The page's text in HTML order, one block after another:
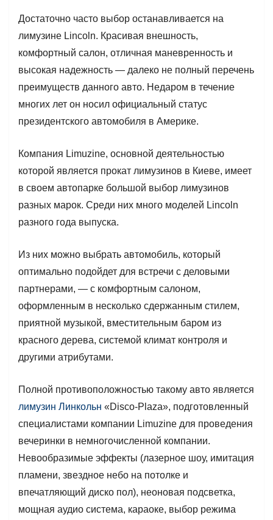
Достаточно часто выбор останавливается на
лимузине Lincoln. Красивая внешность,
комфортный салон, отличная маневренность и
высокая надежность — далеко не полный перечень
преимуществ данного авто. Недаром в течение
многих лет он носил официальный статус
президентского автомобиля в Америке.
Компания Limuzine, основной деятельностью
которой является прокат лимузинов в Киеве, имеет
в своем автопарке большой выбор лимузинов
разных марок. Среди них много моделей Lincoln
разного года выпуска.
Из них можно выбрать автомобиль, который
оптимально подойдет для встречи с деловыми
партнерами, — с комфортным салоном,
оформленным в несколько сдержанным стилем,
приятной музыкой, вместительным баром из
красного дерева, системой климат контроля и
другими атрибутами.
Полной противоположностью такому авто является
лимузин Линкольн «Disco-Plaza», подготовленный
специалистами компании Limuzine для проведения
вечеринки в немногочисленной компании.
Невообразимые эффекты (лазерное шоу, имитация
пламени, звездное небо на потолке и
впечатляющий диско пол), неоновая подсветка,
мощная аудио система, караоке, выбор режима